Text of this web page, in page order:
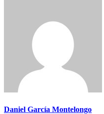
Daniel García Montelongo